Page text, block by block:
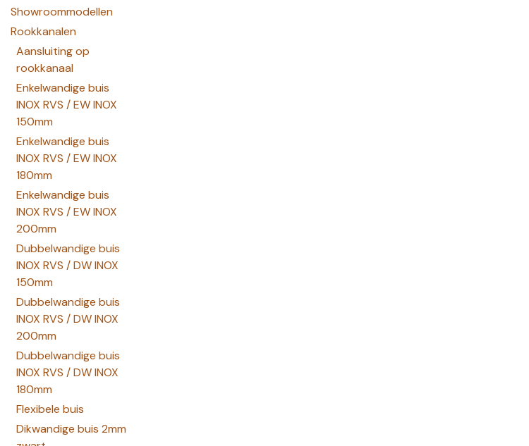
Showroommodellen
Rookkanalen
Aansluiting op
rookkanaal
Enkelwandige buis
INOX RVS / EW INOX
150mm
Enkelwandige buis
INOX RVS / EW INOX
180mm
Enkelwandige buis
INOX RVS / EW INOX
200mm
Dubbelwandige buis
INOX RVS / DW INOX
150mm
Dubbelwandige buis
INOX RVS / DW INOX
200mm
Dubbelwandige buis
INOX RVS / DW INOX
180mm
Flexibele buis
Dikwandige buis 2mm